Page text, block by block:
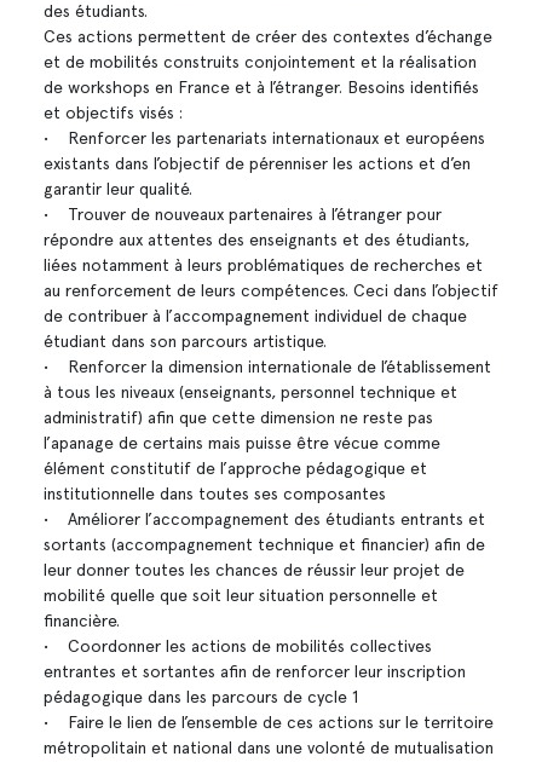
des étudiants.
Ces actions permettent de créer des contextes d’échange
et de mobilités construits conjointement et la réalisation
de workshops en France et à l’étranger. Besoins identifiés
et objectifs visés :
• Renforcer les partenariats internationaux et européens
existants dans l’objectif de pérenniser les actions et d’en
garantir leur qualité.
• Trouver de nouveaux partenaires à l’étranger pour
répondre aux attentes des enseignants et des étudiants,
liées notamment à leurs problématiques de recherches et
au renforcement de leurs compétences. Ceci dans l’objectif
de contribuer à l’accompagnement individuel de chaque
étudiant dans son parcours artistique.
• Renforcer la dimension internationale de l’établissement
à tous les niveaux (enseignants, personnel technique et
administratif) afin que cette dimension ne reste pas
l’apanage de certains mais puisse être vécue comme
élément constitutif de l’approche pédagogique et
institutionnelle dans toutes ses composantes
• Améliorer l’accompagnement des étudiants entrants et
sortants (accompagnement technique et financier) afin de
leur donner toutes les chances de réussir leur projet de
mobilité quelle que soit leur situation personnelle et
financière.
• Coordonner les actions de mobilités collectives
entrantes et sortantes afin de renforcer leur inscription
pédagogique dans les parcours de cycle 1
• Faire le lien de l’ensemble de ces actions sur le territoire
métropolitain et national dans une volonté de mutualisation